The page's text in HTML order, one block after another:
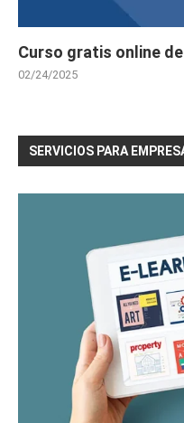
Curso gratis online
02/24/2025
SERVICIOS PARA